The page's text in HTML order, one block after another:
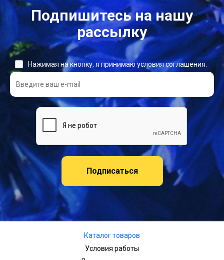
Подпишитесь на нашу
рассылку
Подписаться
Нажимая на кнопку, я принимаю условия соглашения.
Каталог товаров
Условия работы